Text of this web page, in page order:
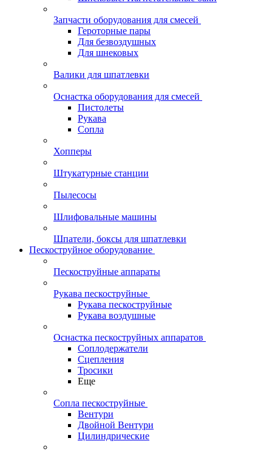
Запчасти оборудования для смесей
Героторные пары
Для безвоздушных
Для шнековых
Валики для шпатлевки
Оснастка оборудования для смесей
Пистолеты
Рукава
Сопла
Хопперы
Штукатурные станции
Пылесосы
Шлифовальные машины
Шпатели, боксы для шпатлевки
Пескоструйное оборудование
Пескоструйные аппараты
Рукава пескоструйные
Рукава пескоструйные
Рукава воздушные
Оснастка пескоструйных аппаратов
Соплодержатели
Сцепления
Тросики
Еще
Сопла пескоструйные
Вентури
Двойной Вентури
Цилиндрические